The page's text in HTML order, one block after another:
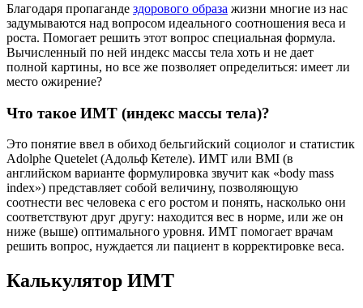
Благодаря пропаганде здорового образа жизни многие из нас
задумываются над вопросом идеального соотношения веса и
роста. Помогает решить этот вопрос специальная формула.
Вычисленный по ней индекс массы тела хоть и не дает
полной картины, но все же позволяет определиться: имеет ли
место ожирение?
Что такое ИМТ (индекс массы тела)?
Это понятие ввел в обиход бельгийский социолог и статистик
Adolphe Quetelet (Адольф Кетеле). ИМТ или BMI (в
английском варианте формулировка звучит как «body mass
index») представляет собой величину, позволяющую
соотнести вес человека с его ростом и понять, насколько они
соответствуют друг другу: находится вес в норме, или же он
ниже (выше) оптимального уровня. ИМТ помогает врачам
решить вопрос, нуждается ли пациент в корректировке веса.
Калькулятор ИМТ